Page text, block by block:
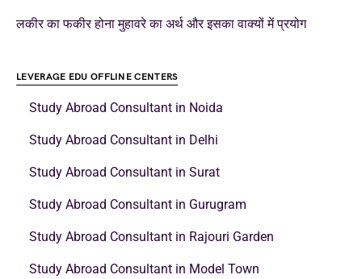
लकीर का फकीर होना मुहावरे का अर्थ और इसका वाक्यों में प्रयोग
LEVERAGE EDU OFFLINE CENTERS
Study Abroad Consultant in Noida
Study Abroad Consultant in Delhi
Study Abroad Consultant in Surat
Study Abroad Consultant in Gurugram
Study Abroad Consultant in Rajouri Garden
Study Abroad Consultant in Model Town